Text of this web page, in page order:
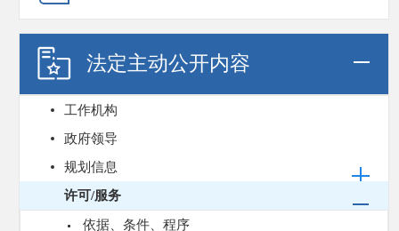
法定主动公开内容
工作机构
政府领导
规划信息
许可/服务
依据、条件、程序